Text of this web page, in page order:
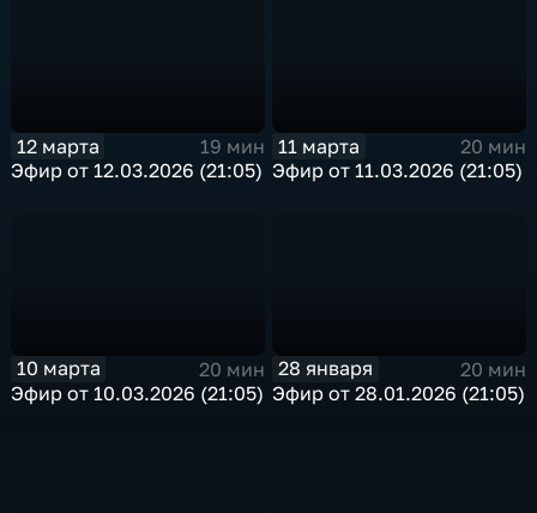
12 марта
19 мин
Эфир от 12.03.2026 (21:05)
11 марта
20 мин
Эфир от 11.03.2026 (21:05)
10 марта
20 мин
Эфир от 10.03.2026 (21:05)
28 января
20 мин
Эфир от 28.01.2026 (21:05)